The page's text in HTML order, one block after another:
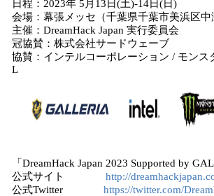
日程：2023年 5月13日(土)-14日(日)
会場：幕張メッセ（千葉県千葉市美浜区中
主催：DreamHack Japan 実行委員会
冠協賛：株式会社サードウェーブ
協賛：インテルコーポレーション / モンス
L
「DreamHack Japan 2023 Supported by
公式サイト http://
公式Twitter https://twitter.com/